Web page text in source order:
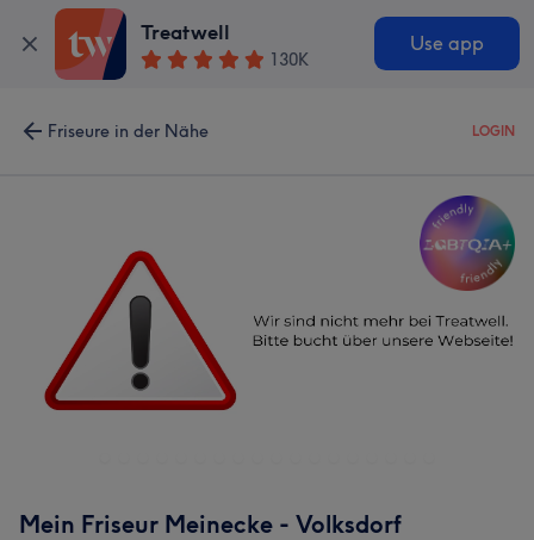
Treatwell
130K
Use app
Friseure in der Nähe LOGIN
Mein Friseur Meinecke - Volksdorf